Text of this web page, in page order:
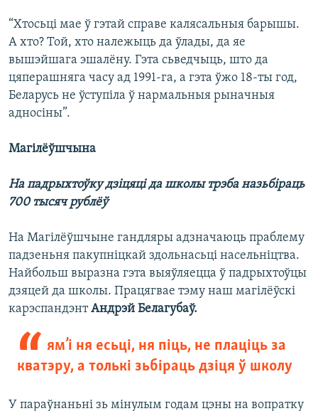
“Хтосьці мае ў гэтай справе калясальныя барышы.
А хто? Той, хто належыць да ўлады, да яе
вышэйшага эшалёну. Гэта сьведчыць, што да
цяперашняга часу ад 1991-га, а гэта ўжо 18-ты год,
Беларусь не ўступіла ў нармальныя рыначныя
адносіны”.
Магілёўшчына
На падрыхтоўку дзіцяці да школы трэба назьбіраць
700 тысяч рублёў
На Магілёўшчыне гандляры адзначаюць праблему
падзеньня пакупніцкай здольнасьці насельніцтва.
Найбольш выразна гэта выяўляецца ў падрыхтоўцы
дзяцей да школы. Працягвае тэму наш магілёўскі
карэспандэнтАндрэй Белагубаў.
ям’і ня есьці, ня піць, не плаціць за
кватэру, а толькі зьбіраць дзіця ў школу
У параўнаньні зь мінулым годам цэны на вопратку